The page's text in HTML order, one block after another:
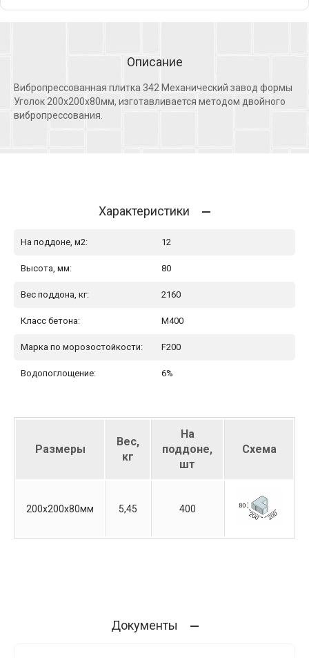
Описание
Вибропрессованная плитка 342 Механический завод формы
Уголок 200х200х80мм, изготавливается методом двойного
вибропрессования.
Характеристики
На поддоне, м2: 12
Высота, мм: 80
Вес поддона, кг: 2160
Класс бетона: М400
Марка по морозостойкости: F200
Водопоглощение: 6%
Размеры
Вес,
кг
На
поддоне,
шт
Схема
200х200х80мм 5,45 400
Документы